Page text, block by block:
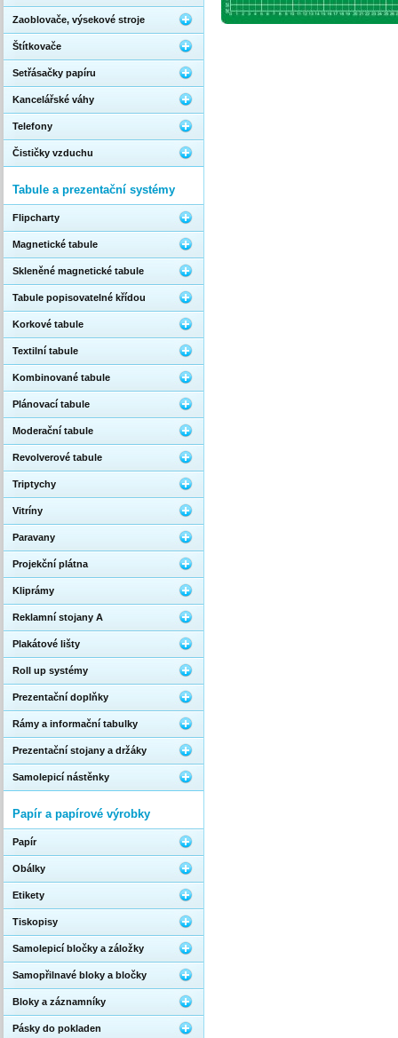
Zaoblovače, výsekové stroje
Štítkovače
Setřásačky papíru
Kancelářské váhy
Telefony
Čističky vzduchu
Tabule a prezentační systémy
Flipcharty
Magnetické tabule
Skleněné magnetické tabule
Tabule popisovatelné křídou
Korkové tabule
Textilní tabule
Kombinované tabule
Plánovací tabule
Moderační tabule
Revolverové tabule
Triptychy
Vitríny
Paravany
Projekční plátna
Kliprámy
Reklamní stojany A
Plakátové lišty
Roll up systémy
Prezentační doplňky
Rámy a informační tabulky
Prezentační stojany a držáky
Samolepicí nástěnky
Papír a papírové výrobky
Papír
Obálky
Etikety
Tiskopisy
Samolepicí bločky a záložky
Samopřilnavé bloky a bločky
Bloky a záznamníky
Pásky do pokladen